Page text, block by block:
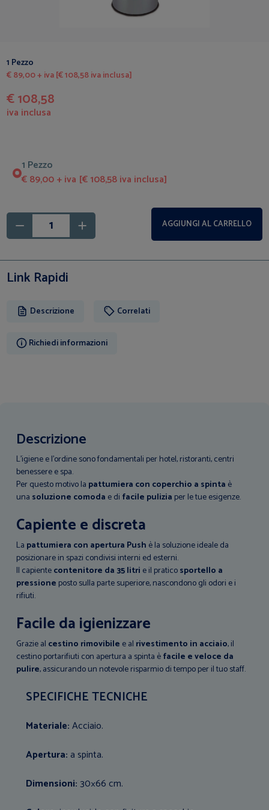
1 Pezzo
€ 89,00 + iva [€ 108,58 iva inclusa]
€ 108,58
iva inclusa
1 Pezzo
€ 89,00 + iva [€ 108,58 iva inclusa]
AGGIUNGI AL CARRELLO
Link Rapidi
Descrizione Correlati
Richiedi informazioni
Descrizione
L’igiene e l’ordine sono fondamentali per hotel, ristoranti, centri
benessere e spa.
Per questo motivo la pattumiera con coperchio a spinta è
una soluzione comoda e di facile pulizia per le tue esigenze.
Capiente e discreta
La pattumiera con apertura Push è la soluzione ideale da
posizionare in spazi condivisi interni ed esterni.
Il capientecontenitore da 35 litri e il praticosportello a
pressione posto sulla parte superiore, nascondono gli odori e i
rifiuti.
Facile da igienizzare
Grazie al cestino rimovibile e al rivestimento in acciaio, il
cestino portarifiuti con apertura a spinta èfacile e veloce da
pulire, assicurando un notevole risparmio di tempo per il tuo staff.
SPECIFICHE TECNICHE
Materiale:Acciaio.
Apertura: a spinta.
Dimensioni: 30×66 cm.